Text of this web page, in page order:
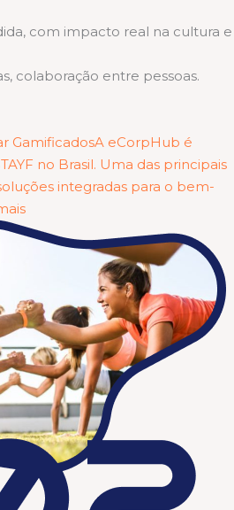
com impacto real na cultura e
colaboração entre pessoas.
GamificadosA eCorpHub é
no Brasil. Uma das principais
integradas para o bem-